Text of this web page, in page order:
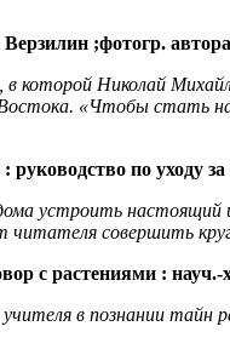
Верзилин ;фотогр.
которой Николай
«Чтобы стать
: руководство по уходу
устроить
совершить
с растениями : науч.-
в познании тайн